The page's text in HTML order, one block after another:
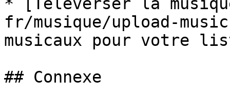
fr/musique/upload-
musicaux pour votre
## Connexe